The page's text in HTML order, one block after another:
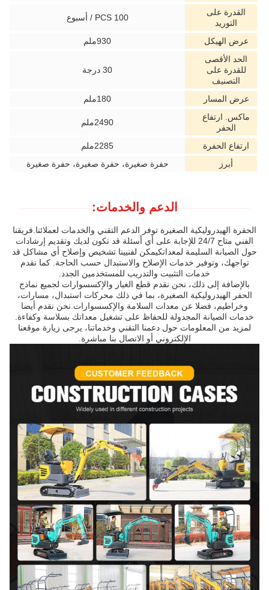
القدرة على
التوريد
100 PCS / أسبوع
عرض الهيكل
930ملم
الحد الأقصى
للقدرة على
التصنيف
30 درجة
عرض المسار
180ملم
ماكس. ارتفاع
الحفر
2490ملم
ارتفاع الحفرة
2285ملم
أبرز
حفرة صغيرة، حفرة صغيرة، حفرة صغيرة
الدعم والخدمات:
الحفرة الهيدروليكية الصغيرة توفر الدعم التقني والخدمات لعملائنا.فريقنا
الفني متاح 24/7 للإجابة على أي أسئلة قد تكون لديك وتقديم إرشادات
حول الصيانة السليمة لمعداتكيمكن لفنيينا تشخيص وإصلاح أي مشاكل قد
تواجهك، وتوفير خدمات الإصلاح والاستبدال حسب الحاجة. كما نقدم
خدمات التثبيت والتدريب للمستخدمين الجدد.
بالإضافة إلى ذلك، نحن نقدم قطع الغيار والإكسسوارات لجميع نماذج
الحفر الهيدروليكية الصغيرة، بما في ذلك محركات استبدال، مسارات،
وخراطيم، فضلا عن معدات السلامة والإكسسوارات.نحن نقدم أيضا
خدمات الصيانة المجدولة للحفاظ على تشغيل معداتك بسلاسة وكفاءة.
لمزيد من المعلومات حول دعمنا التقني وخدماتنا، يرجى زيارة موقعنا
الإلكتروني أو الاتصال بنا مباشرة.